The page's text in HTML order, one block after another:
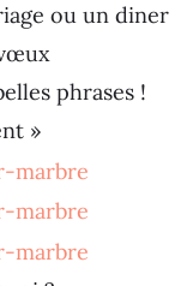
ou un diner
phrases !
»